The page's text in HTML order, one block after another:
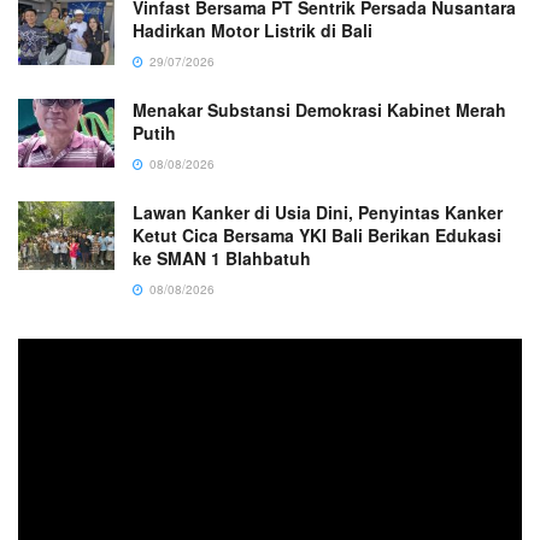
Vinfast Bersama PT Sentrik Persada Nusantara
Hadirkan Motor Listrik di Bali
29/07/2026
Menakar Substansi Demokrasi Kabinet Merah
Putih
08/08/2026
Lawan Kanker di Usia Dini, Penyintas Kanker
Ketut Cica Bersama YKI Bali Berikan Edukasi
ke SMAN 1 Blahbatuh
08/08/2026